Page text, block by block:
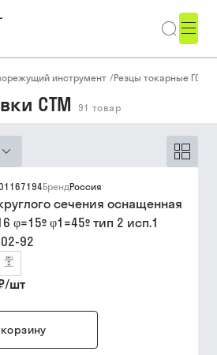
инструмент /Резцы токарные ГОСТ,
СТМ 91 товар
БрендРоссия
сечения оснащенная
φ=15º φ1=45º тип 2 исп.1
92
/шт